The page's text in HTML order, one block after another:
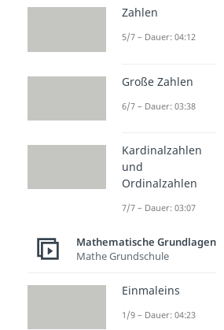
Klasse 3 Klasse
Jetzt neu:
Wissen mit
kostenlosen
Aufgaben
Wie viele
Zahlen
5/7 – Dauer: 04:12
Große Zahlen
6/7 – Dauer: 03:38
Kardinalzahlen
und
Ordinalzahlen
7/7 – Dauer: 03:07
Mathematische Grundlagen
Mathe Grundschule
Einmaleins
1/9 – Dauer: 04:23